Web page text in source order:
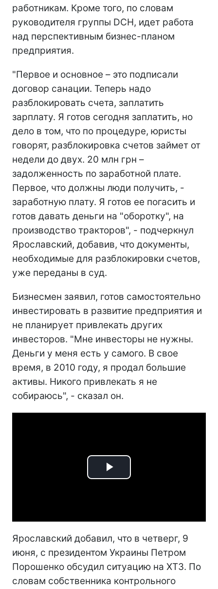
работникам. Кроме того, по словам
руководителя группы DCH, идет работа
над перспективным бизнес-планом
предприятия.
"Первое и основное – это подписали
договор санации. Теперь надо
разблокировать счета, заплатить
зарплату. Я готов сегодня заплатить, но
дело в том, что по процедуре, юристы
говорят, разблокировка счетов займет от
недели до двух. 20 млн грн –
задолженность по заработной плате.
Первое, что должны люди получить, -
заработную плату. Я готов ее погасить и
готов давать деньги на "оборотку", на
производство тракторов", - подчеркнул
Ярославский, добавив, что документы,
необходимые для разблокировки счетов,
уже переданы в суд.
Бизнесмен заявил, готов самостоятельно
инвестировать в развитие предприятия и
не планирует привлекать других
инвесторов. "Мне инвесторы не нужны.
Деньги у меня есть у самого. В свое
время, в 2010 году, я продал большие
активы. Никого привлекать я не
собираюсь", - сказал он.
Play
Ярославский добавил, что в четверг, 9
июня, с президентом Украины Петром
Порошенко обсудил ситуацию на ХТЗ. По
словам собственника контрольного